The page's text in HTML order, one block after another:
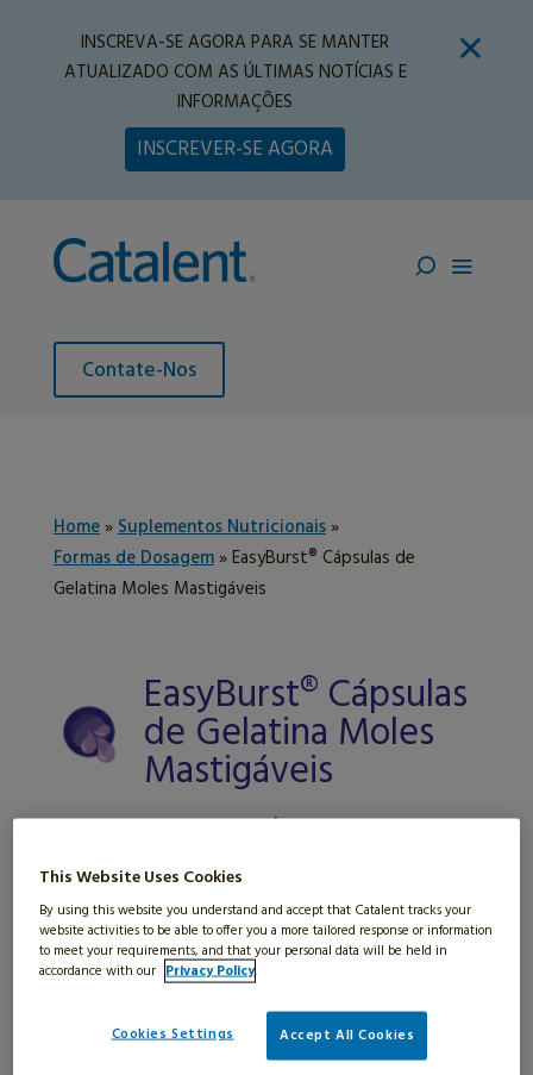
INSCREVA-SE AGORA PARA SE MANTER
ATUALIZADO COM AS ÚLTIMAS NOTÍCIAS E
INFORMAÇÕES
INSCREVER-SE AGORA
Contate-Nos
Home»Suplementos Nutricionais»
Formas de Dosagem»EasyBurst® Cápsulas de
Gelatina Moles Mastigáveis
EasyBurst® Cápsulas
de Gelatina Moles
Mastigáveis
PLATAFORMA DE CÁPSULAS SOFTGEL
MASTIGÁVEIS QUE OFERECEM UMA
AMPLA GAMA DE TEXTURAS DE
INVÓLUCROS E PREENCHIMENTOS
SABORIZADOS PARA MELHORES
FORMULAÇÕES MASTIGÁVEIS COM
SABOR
This Website Uses Cookies
By using this website you understand and accept that Catalent tracks your
website activities to be able to offer you a more tailored response or information
to meet your requirements, and that your personal data will be held in
accordance with our Privacy Policy.
Cookies Settings Accept All Cookies